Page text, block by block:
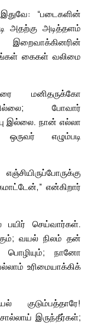
“படைகளின்
அதற்கு அடித்தளம்
கைகள் வலிமை
மனிதருக்கோ
போவார்
இல்லை. நான் எல்லா
எழும்படி
என்கிறார்
செய்வார்கள்.
வயல் நிலம் தன்
நானோ
உரிமையாக்கிக்
குடும்பத்தாரே!
இருந்தீர்கள்;